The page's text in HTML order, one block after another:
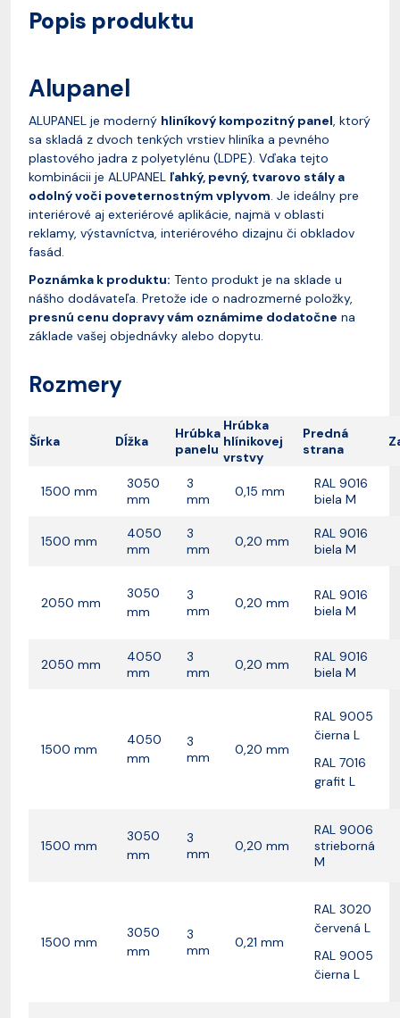
Popis produktu
Alupanel
ALUPANEL je moderný hliníkový kompozitný panel, ktorý
sa skladá z dvoch tenkých vrstiev hliníka a pevného
plastového jadra z polyetylénu (LDPE). Vďaka tejto
kombinácii je ALUPANEL ľahký, pevný, tvarovo stály a
odolný voči poveternostným vplyvom. Je ideálny pre
interiérové aj exteriérové aplikácie, najmä v oblasti
reklamy, výstavníctva, interiérového dizajnu či obkladov
fasád.
Poznámka k produktu: Tento produkt je na sklade u
nášho dodávateľa. Pretože ide o nadrozmerné položky,
presnú cenu dopravy vám oznámime dodatočne na
základe vašej objednávky alebo dopytu.
Rozmery
Šírka Dĺžka
Hrúbka
panelu
Hrúbka
hlínikovej
vrstvy
Predná
strana
1500 mm
3050
mm
3
mm
0,15 mm
RAL 9016
biela M
1500 mm
4050
mm
3
mm
0,20 mm
RAL 9016
biela M
2050 mm
3050
mm
3
mm
0,20 mm
RAL 9016
biela M
2050 mm
4050
mm
3
mm
0,20 mm
RAL 9016
biela M
1500 mm
4050
mm
3
mm
0,20 mm
RAL 9005
čierna L
RAL 7016
grafit L
1500 mm
3050
mm
3
mm
0,20 mm
RAL 9006
strieborná
M
1500 mm
3050
mm
3
mm
0,21 mm
RAL 3020
červená L
RAL 9005
čierna L